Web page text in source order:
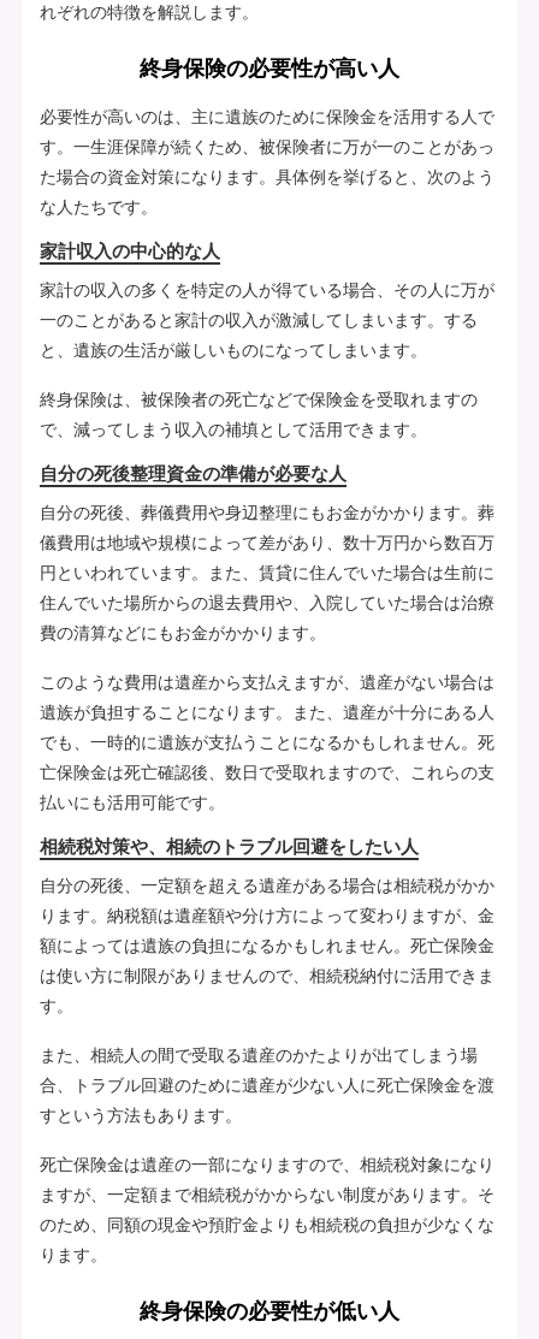
れぞれの特徴を解説します。
終身保険の必要性が高い人
必要性が高いのは、主に遺族のために保険金を活用する人で
す。一生涯保障が続くため、被保険者に万が一のことがあっ
た場合の資金対策になります。具体例を挙げると、次のよう
な人たちです。
家計収入の中心的な人
家計の収入の多くを特定の人が得ている場合、その人に万が
一のことがあると家計の収入が激減してしまいます。する
と、遺族の生活が厳しいものになってしまいます。
終身保険は、被保険者の死亡などで保険金を受取れますの
で、減ってしまう収入の補填として活用できます。
自分の死後整理資金の準備が必要な人
自分の死後、葬儀費用や身辺整理にもお金がかかります。葬
儀費用は地域や規模によって差があり、数十万円から数百万
円といわれています。また、賃貸に住んでいた場合は生前に
住んでいた場所からの退去費用や、入院していた場合は治療
費の清算などにもお金がかかります。
このような費用は遺産から支払えますが、遺産がない場合は
遺族が負担することになります。また、遺産が十分にある人
でも、一時的に遺族が支払うことになるかもしれません。死
亡保険金は死亡確認後、数日で受取れますので、これらの支
払いにも活用可能です。
相続税対策や、相続のトラブル回避をしたい人
自分の死後、一定額を超える遺産がある場合は相続税がかか
ります。納税額は遺産額や分け方によって変わりますが、金
額によっては遺族の負担になるかもしれません。死亡保険金
は使い方に制限がありませんので、相続税納付に活用できま
す。
また、相続人の間で受取る遺産のかたよりが出てしまう場
合、トラブル回避のために遺産が少ない人に死亡保険金を渡
すという方法もあります。
死亡保険金は遺産の一部になりますので、相続税対象になり
ますが、一定額まで相続税がかからない制度があります。そ
のため、同額の現金や預貯金よりも相続税の負担が少なくな
ります。
終身保険の必要性が低い人